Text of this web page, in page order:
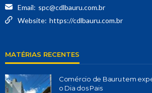
Email: spc@cdlbauru.com.br
Website: https://cdlbauru.com.br
MATÉRIAS RECENTES
Comércio de Bauru tem
o Dia dos Pais